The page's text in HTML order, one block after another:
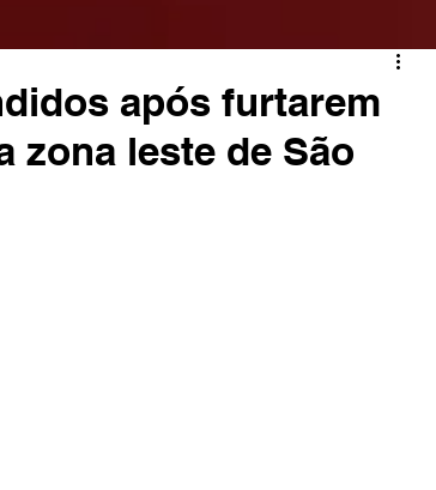
após furtarem
zona leste de São